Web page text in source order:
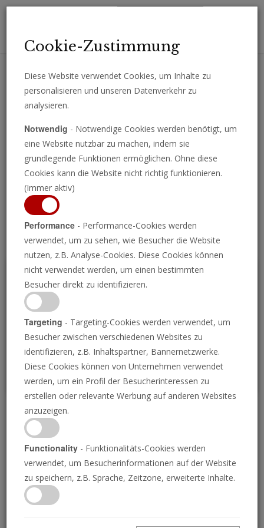
Erhalten Sie wichtige Analysen, Kommentare und Nachrichten
Programm ansehen
P
Eine Welt gefangen
gehalten
21.09.2023 • 23 Minuten
Die menschliche Definition von Freiheit
unterscheidet sich sehr von der Gottes. Aus
Cookie-Zustimmung
Diese Website verwendet Cookies, um Inhalte zu
personalisieren und unseren Datenverkehr zu
analysieren.
Notwendig - Notwendige Cookies werden benötigt, um
eine Website nutzbar zu machen, indem sie
grundlegende Funktionen ermöglichen. Ohne diese
Cookies kann die Website nicht richtig funktionieren.
(Immer aktiv)
Performance - Performance-Cookies werden
verwendet, um zu sehen, wie Besucher die Website
nutzen, z.B. Analyse-Cookies. Diese Cookies können
nicht verwendet werden, um einen bestimmten
Besucher direkt zu identifizieren.
Targeting - Targeting-Cookies werden verwendet, um
Besucher zwischen verschiedenen Websites zu
identifizieren, z.B. Inhaltspartner, Bannernetzwerke.
Diese Cookies können von Unternehmen verwendet
werden, um ein Profil der Besucherinteressen zu
erstellen oder relevante Werbung auf anderen Websites
anzuzeigen.
Functionality - Funktionalitäts-Cookies werden
verwendet, um Besucherinformationen auf der Website
zu speichern, z.B. Sprache, Zeitzone, erweiterte Inhalte.